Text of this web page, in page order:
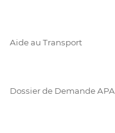
Aide au Transport
Dossier de Demande APA